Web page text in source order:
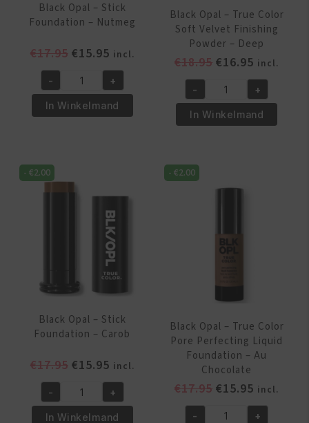
Black Opal – Stick
Foundation – Nutmeg
€17.95 Oorspronkelijke
was:
€17.95.
€15.95Huidige
prijs
is:
€15.95.
incl.
Black
Opal
-
-
Nutmeg
- +
In Winkelmand
Black Opal – True Color
Soft Velvet Finishing
Powder – Deep
€18.95
was:
€18.95.
€16.95 Huidige
prijs
is:
€16.95.
incl.
Black
Opal
-
Color
Soft
- +
In Winkelmand
-€2.00
Black Opal – Stick
Foundation – Carob
€17.95 Oorspronkelijke
was:
€17.95.
€15.95Huidige
prijs
is:
€15.95.
incl.
Black
Opal
- +
In Winkelmand
-€2.00
Black Opal – True Color
Pore Perfecting Liquid
Foundation – Au
Chocolate
€17.95 €15.95 Huidige
prijs
incl.
- +